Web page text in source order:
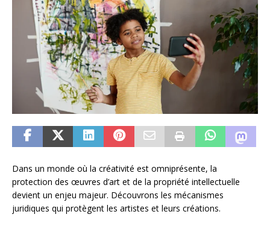
Dans un monde où la créativité est omniprésente, la
protection des œuvres d’art et de la propriété intellectuelle
devient un enjeu majeur. Découvrons les mécanismes
juridiques qui protègent les artistes et leurs créations.